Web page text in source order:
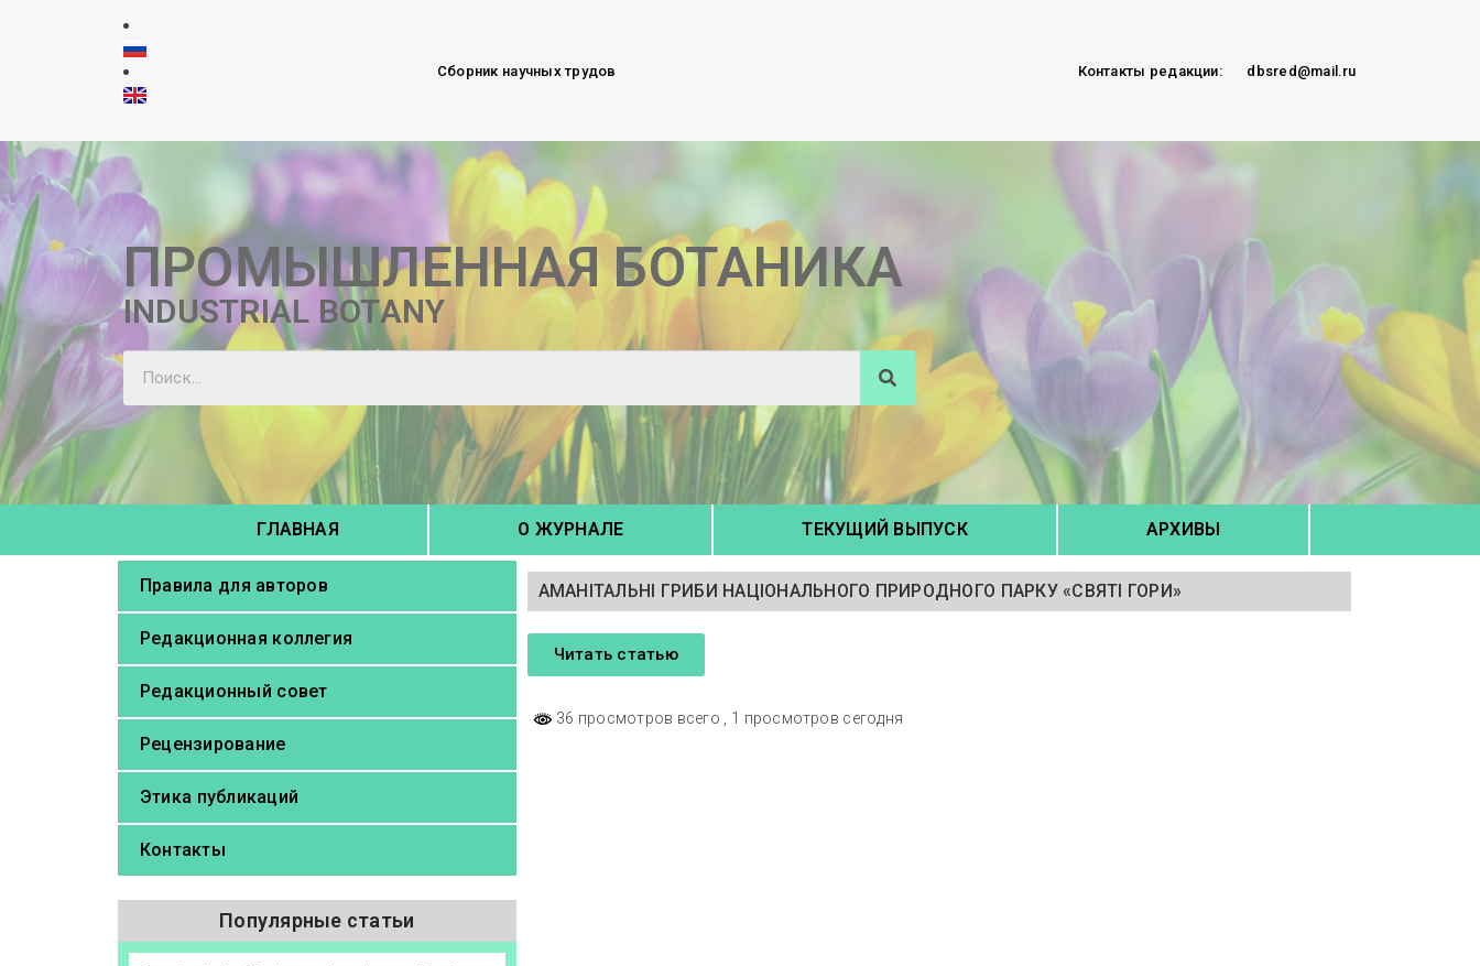
Сборник научных трудов Контакты редакции: dbsred@mail.ru
ПРОМЫШЛЕННАЯ БОТАНИКА
INDUSTRIAL BOTANY
ГЛАВНАЯ О ЖУРНАЛЕ ТЕКУЩИЙ ВЫПУСК АРХИВЫ
Правила для авторов
Редакционная коллегия
Редакционный совет
Рецензирование
Этика публикаций
Контакты
Популярные статьи
АМАНІТАЛЬНІ ГРИБИ НАЦІОНАЛЬНОГО ПРИРОДНОГО ПАРКУ «СВЯТІ ГОРИ»
Читать статью
36 просмотров всего , 1 просмотров сегодня